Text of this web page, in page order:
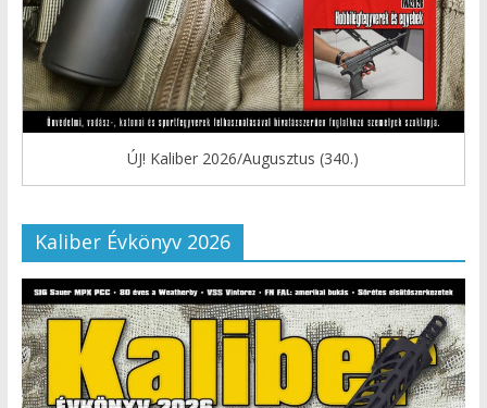
ÚJ! Kaliber 2026/Augusztus (340.)
Kaliber Évkönyv 2026